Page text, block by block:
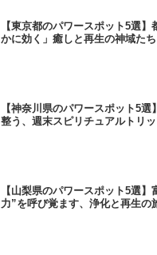
【東京都のパワースポット5選
かに効く」癒しと再生の神域たち
【神奈川県のパワースポット5
整う、週末スピリチュアルトリッ
【山梨県のパワースポット5選】
力”を呼び覚ます、浄化と再生の